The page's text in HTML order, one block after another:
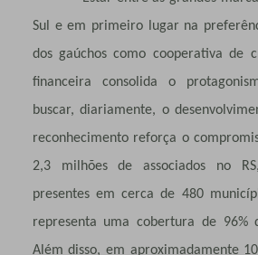
Sul e em primeiro lugar na
dos gaúchos como cooperativa de
financeira consolida o
buscar, diariamente, o
reconhecimento reforça o
2,3 milhões de associados no
presentes em cerca de 480
representa uma cobertura de 96%
Além disso, em aproximadamente